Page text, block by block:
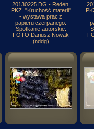
20130225 DG - Reden.
PKZ. "Kruchość materii"
- wystawa prac z
papieru czerpanego.
Spotkanie autorskie.
FOTO:Dariusz Nowak
(nddg)